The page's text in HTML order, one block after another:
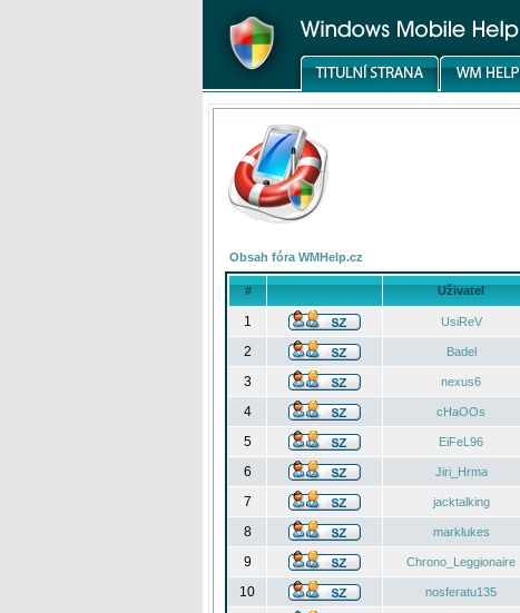
Obsah fóra WMHelp.cz
# Uživatel
1 UsiReV
2
Badel
3
nexus6
4
cHaOOs
5
EiFeL96
6
Jiri_Hrma
7
jacktalking
8
marklukes
9
Chrono_Leggionaire
10
nosferatu135